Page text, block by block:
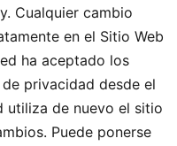
Cualquier cambio
en el Sitio Web
ha aceptado los
privacidad desde el
utiliza de nuevo el sitio
Puede ponerse